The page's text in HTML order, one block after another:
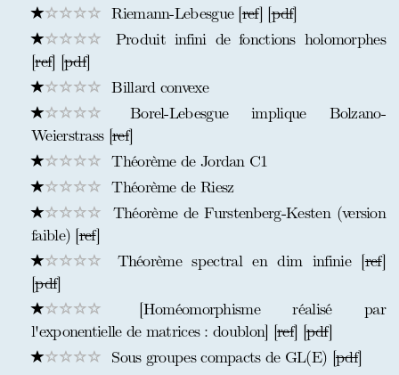
Riemann-Lebesgue [ref] [pdf]
Produit infini de fonctions holomorphes
[ref] [pdf]
Billard convexe
Borel-Lebesgue implique Bolzano-
Weierstrass [ref]
Théorème de Jordan C1
Théorème de Riesz
Théorème de Furstenberg-Kesten (version
faible) [ref]
Théorème spectral en dim infinie [ref]
[pdf]
[Homéomorphisme réalisé par
l'exponentielle de matrices : doublon] [ref] [pdf]
Sous groupes compacts de GL(E) [pdf]